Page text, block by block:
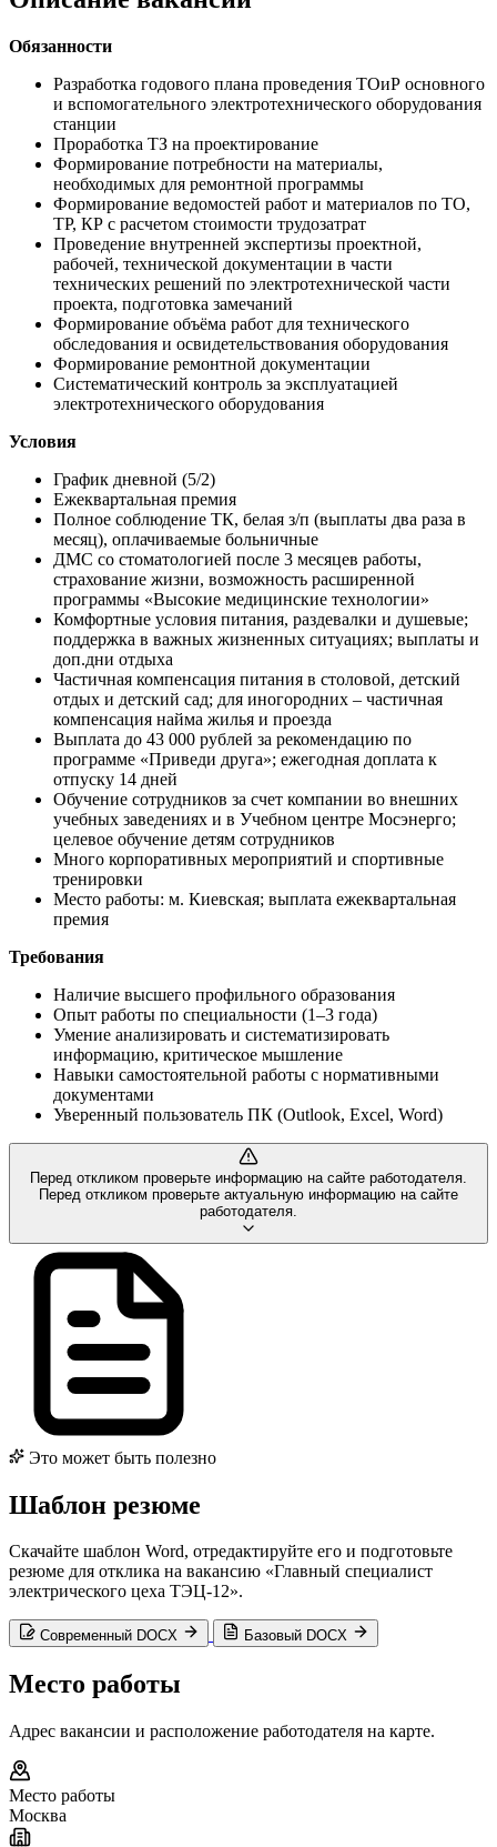
Обязанности
Разработка годового плана проведения ТОиР основного
и вспомогательного электротехнического оборудования
станции
Проработка ТЗ на проектирование
Формирование потребности на материалы,
необходимых для ремонтной программы
Формирование ведомостей работ и материалов по ТО,
ТР, КР с расчетом стоимости трудозатрат
Проведение внутренней экспертизы проектной,
рабочей, технической документации в части
технических решений по электротехнической части
проекта, подготовка замечаний
Формирование объёма работ для технического
обследования и освидетельствования оборудования
Формирование ремонтной документации
Систематический контроль за эксплуатацией
электротехнического оборудования
Условия
График дневной (5/2)
Ежеквартальная премия
Полное соблюдение ТК, белая з/п (выплаты два раза в
месяц), оплачиваемые больничные
ДМС со стоматологией после 3 месяцев работы,
страхование жизни, возможность расширенной
программы «Высокие медицинские технологии»
Комфортные условия питания, раздевалки и душевые;
поддержка в важных жизненных ситуациях; выплаты и
доп.дни отдыха
Частичная компенсация питания в столовой, детский
отдых и детский сад; для иногородних – частичная
компенсация найма жилья и проезда
Выплата до 43 000 рублей за рекомендацию по
программе «Приведи друга»; ежегодная доплата к
отпуску 14 дней
Обучение сотрудников за счет компании во внешних
учебных заведениях и в Учебном центре Мосэнерго;
целевое обучение детям сотрудников
Много корпоративных мероприятий и спортивные
тренировки
Место работы: м. Киевская; выплата ежеквартальная
премия
Требования
Наличие высшего профильного образования
Опыт работы по специальности (1–3 года)
Умение анализировать и систематизировать
информацию, критическое мышление
Навыки самостоятельной работы с нормативными
документами
Уверенный пользователь ПК (Outlook, Excel, Word)
Перед откликом проверьте информацию на сайте работодателя.
Перед откликом проверьте актуальную информацию на сайте
работодателя.
Это может быть полезно
Шаблон резюме
Скачайте шаблон Word, отредактируйте его и подготовьте
резюме для отклика на вакансию «Главный специалист
электрического цеха ТЭЦ-12».
Современный DOCX Базовый DOCX
Место работы
Адрес вакансии и расположение работодателя на карте.
Место работы
Москва